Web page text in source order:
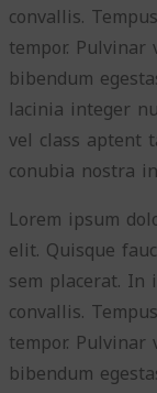
convallis.
tempor. Pulvinar
bibendum
lacinia integer
vel class aptent
conubia nostra
Lorem ipsum
elit. Quisque
sem placerat. In
convallis.
tempor. Pulvinar
bibendum